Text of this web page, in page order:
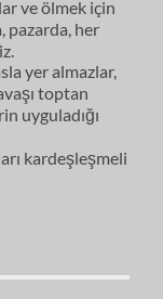
ve ölmek için
pazarda, her
yer almazlar,
toptan
uyguladığı
kardeşleşmeli